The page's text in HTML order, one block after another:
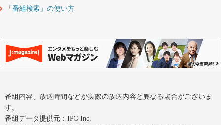
「番組検索」の使い方
番組内容、放送時間などが実際の放送内容と異なる場合がございま
す。
番組データ提供元：IPG Inc.